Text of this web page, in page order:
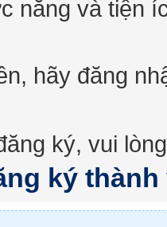
năng và tiện
hãy đăng
ký, vui
ký thành